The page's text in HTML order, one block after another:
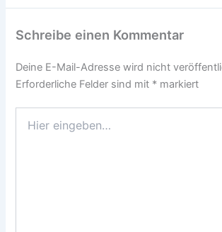
Schreibe einen Kommentar
Deine E-Mail-Adresse wird nicht
Erforderliche Felder sind mit * markiert
eingeben…